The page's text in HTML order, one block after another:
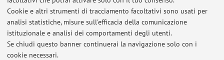
Cookie e altri strumenti di tracciamento facoltativi sono usati per
analisi statistiche, misure sull'efficacia della comunicazione
istituzionale e analisi dei comportamenti degli utenti.
Se chiudi questo banner continuerai la navigazione solo con i
cookie necessari.
direzione@mailtechne.orge relativa ricevuta di conferma del
docente in risposta.
(studio in facoltà T02 piano terra in facoltà)